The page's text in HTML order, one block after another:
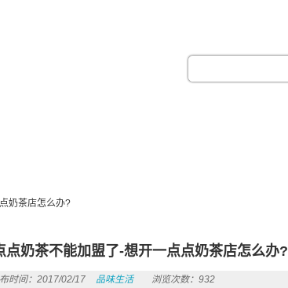
奶茶店怎么办?
点奶茶不能加盟了-想开一点点奶茶店怎么办?
时间：2017/02/17 品味生活 浏览次数：932